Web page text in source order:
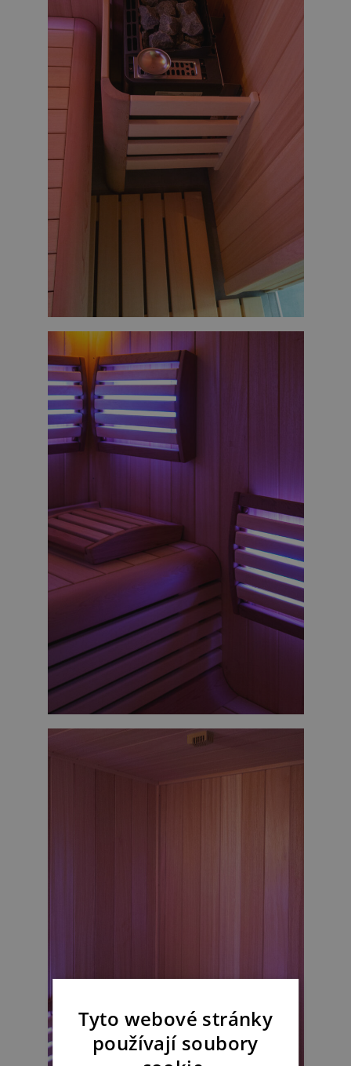
Tyto webové stránky
používají soubory